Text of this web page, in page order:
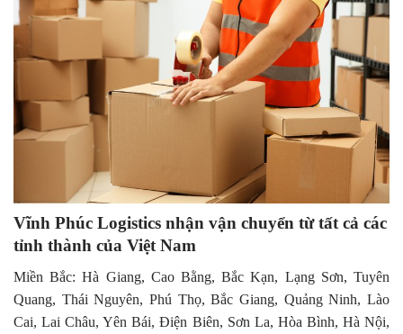
Vĩnh Phúc Logistics nhận vận chuyển từ tất cả các
tỉnh thành của Việt Nam
Miền Bắc: Hà Giang, Cao Bằng, Bắc Kạn, Lạng Sơn, Tuyên
Quang, Thái Nguyên, Phú Thọ, Bắc Giang, Quảng Ninh, Lào
Cai, Lai Châu, Yên Bái, Điện Biên, Sơn La, Hòa Bình, Hà Nội,